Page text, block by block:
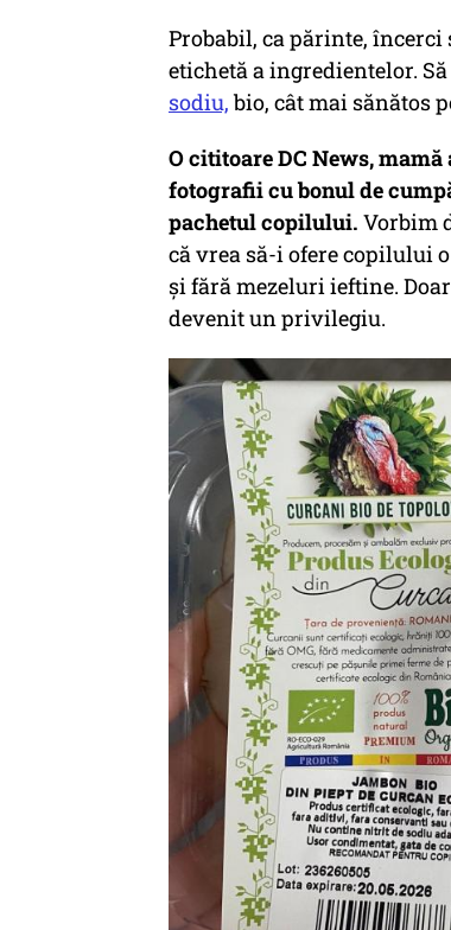
Probabil, ca părinte, încerci
etichetă a ingredientelor.
sodiu,bio, cât mai sănătos
O cititoare DC News,
fotografii cu bonul de
pachetul copilului. Vorbim
că vrea să-i ofere copilului
și fără mezeluri ieftine.
devenit un privilegiu.